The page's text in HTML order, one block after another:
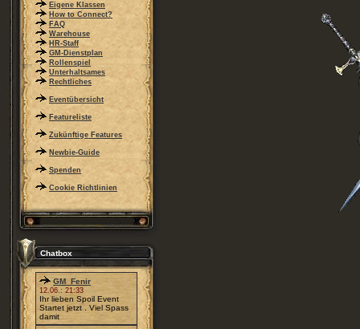
Eigene Klassen
How to Connect?
FAQ
Warehouse
HR-Staff
GM-Dienstplan
Rollenspiel
Unterhaltsames
Rechtliches
Eventübersicht
Featureliste
Zukünftige Features
Newbie-Guide
Spenden
Cookie Richtlinien
Chatbox
GM_Fenir
12.06.: 21:33
Ihr lieben Spoil Event
Startet jetzt . Viel Spass
damit